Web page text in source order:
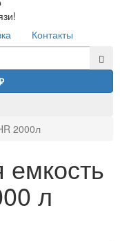
Контакты
2000л
емкость
л